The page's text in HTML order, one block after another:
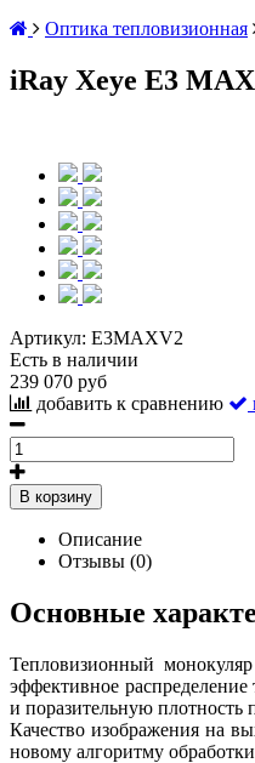
Оптика тепловизионная
iRay Xeye E3
Артикул: E3MAXV2
Есть в наличии
239 070 руб
добавить к сравнению
В корзину
Описание
Отзывы (0)
Основные
Тепловизионный
эффективное
и поразительную плотность
Качество изображения на
новому алгоритму